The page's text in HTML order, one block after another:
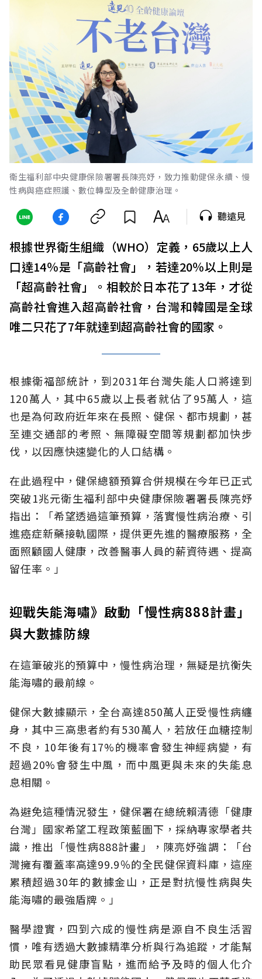
衛生福利部中央健康保險署署長陳亮妤，致力推動健保永續、慢
性病與癌症照護、數位轉型及全齡健康治理。
聽遠見
根據世界衛生組織（WHO）定義，65歲以上人
口達14％是「高齡社會」，若達20％以上則是
「超高齡社會」。相較於日本花了13年，才從
高齡社會進入超高齡社會，台灣和韓國是全球
唯二只花了7年就達到超高齡社會的國家。
根據衛福部統計，到2031年台灣失能人口將達到
120萬人，其中65歲以上長者就佔了95萬人，這
也是為何政府近年來在長照、健保、都市規劃，甚
至連交通部的考照、無障礙空間等規劃都加快步
伐，以因應快速變化的人口結構。
在此過程中，健保總額預算合併規模在今年已正式
突破1兆元衛生福利部中央健康保險署署長陳亮妤
指出：「希望透過這筆預算，落實慢性病治療、引
進癌症新藥接軌國際，提供更先進的醫療服務，全
面照顧國人健康，改善醫事人員的薪資待遇、提高
留任率。」
迎戰失能海嘯》啟動「慢性病888計畫」
與大數據防線
在這筆破兆的預算中，慢性病治理，無疑是抗衡失
能海嘯的最前線。
健保大數據顯示，全台高達850萬人正受慢性病纏
身，其中三高患者約有530萬人，若放任血糖控制
不良，10年後有17%的機率會發生神經病變，有
超過20%會發生中風，而中風更與未來的失能息
息相關。
為避免這種情況發生，健保署在總統賴清德「健康
台灣」國家希望工程政策藍圖下，採納專家學者共
識，推出「慢性病888計畫」，陳亮妤強調：「台
灣擁有覆蓋率高達99.9％的全民健保資料庫，這座
累積超過30年的數據金山，正是對抗慢性病與失
能海嘯的最強盾牌。」
醫學證實，四到六成的慢性病是源自不良生活習
慣，唯有透過大數據精準分析與行為追蹤，才能幫
助民眾看見健康盲點，進而給予及時的個人化介